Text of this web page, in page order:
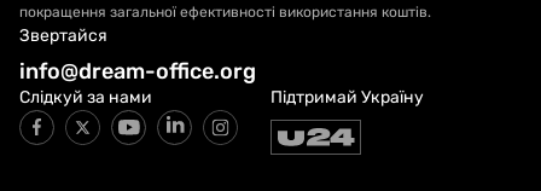
покращення загальної ефективності використання коштів.
Звертайся
info@dream-office.org
Слідкуй за нами Підтримай Україну